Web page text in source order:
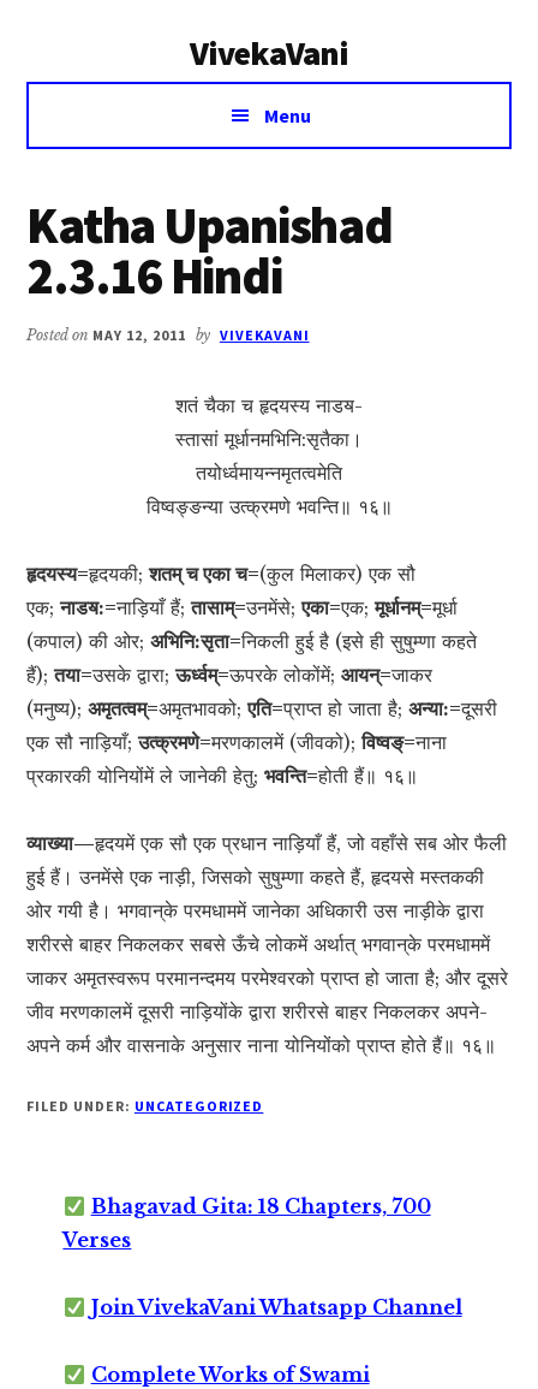
VivekaVani
Voice
Vivekananda
Menu
Katha Upanishad
2.3.16 Hindi
Posted on MAY 12, 2011 by VIVEKAVANI
शतं चैका च हृदयस्य नाडॺ-
स्तासां मूर्धानमभिनि:सृतैका।
तयोर्ध्वमायन्नमृतत्वमेति
विष्वङ्ङन्या उत्क्रमणे भवन्ति॥ १६॥
हृदयस्य=हृदयकी;शतम् च एका च=(कुल मिलाकर) एक सौ
एक;नाडॺ:=नाड़ियाँ हैं;तासाम्=उनमेंसे;एका=एक;मूर्धानम्=मूर्धा
(कपाल) की ओर;अभिनि:सृता=निकली हुई है (इसे ही सुषुम्णा कहते
हैं);तया=उसके द्वारा;ऊर्ध्वम्=ऊपरके लोकोंमें;आयन्=जाकर
(मनुष्य);अमृतत्वम्=अमृतभावको;एति=प्राप्त हो जाता है;अन्या:=दूसरी
एक सौ नाड़ियाँ;उत्क्रमणे=मरणकालमें (जीवको);विष्वङ्=नाना
प्रकारकी योनियोंमें ले जानेकी हेतु;भवन्ति=होती हैं॥ १६॥
व्याख्या—हृदयमें एक सौ एक प्रधान नाड़ियाँ हैं, जो वहाँसे सब ओर फैली
हुई हैं। उनमेंसे एक नाड़ी, जिसको सुषुम्णा कहते हैं, हृदयसे मस्तककी
ओर गयी है। भगवान‍्के परमधाममें जानेका अधिकारी उस नाड़ीके द्वारा
शरीरसे बाहर निकलकर सबसे ऊँचे लोकमें अर्थात् भगवान‍्के परमधाममें
जाकर अमृतस्वरूप परमानन्दमय परमेश्वरको प्राप्त हो जाता है; और दूसरे
जीव मरणकालमें दूसरी नाड़ियोंके द्वारा शरीरसे बाहर निकलकर अपने-
अपने कर्म और वासनाके अनुसार नाना योनियोंको प्राप्त होते हैं॥ १६॥
FILED UNDER: UNCATEGORIZED
Bhagavad Gita: 18 Chapters, 700
Verses
Join VivekaVani Whatsapp Channel
Complete Works of Swami